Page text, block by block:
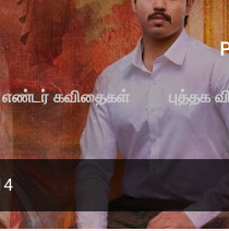
எண்டர் கவிதைகள் புத்தக
MORE…